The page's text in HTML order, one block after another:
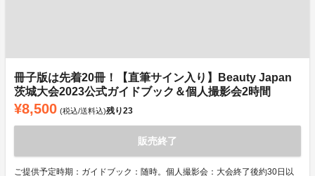
冊子版は先着20冊！【直筆サイン入り】Beauty Japan
茨城大会2023公式ガイドブック＆個人撮影会2時間
¥8,500 (税込/送料込)残り23
販売終了
ご提供予定時期：ガイドブック：随時。個人撮影会：大会終了後約30日以